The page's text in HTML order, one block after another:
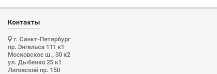
Контакты
г. Санкт-Петербург
пр. Энгельса 111 к1
Московское ш., 30 к2
ул. Дыбенко 25 к1
Лиговский пр. 150